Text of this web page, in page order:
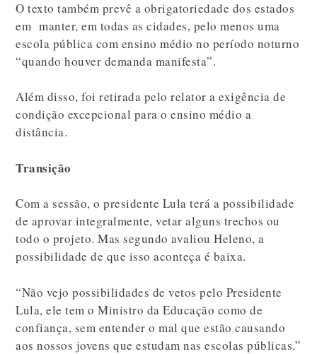
O texto também prevê a obrigatoriedade dos estados
em manter, em todas as cidades, pelo menos uma
escola pública com ensino médio no período noturno
“quando houver demanda manifesta”.
Além disso, foi retirada pelo relator a exigência de
condição excepcional para o ensino médio a
distância.
Transição
Com a sessão, o presidente Lula terá a possibilidade
de aprovar integralmente, vetar alguns trechos ou
todo o projeto. Mas segundo avaliou Heleno, a
possibilidade de que isso aconteça é baixa.
“Não vejo possibilidades de vetos pelo Presidente
Lula, ele tem o Ministro da Educação como de
confiança, sem entender o mal que estão causando
aos nossos jovens que estudam nas escolas públicas.”